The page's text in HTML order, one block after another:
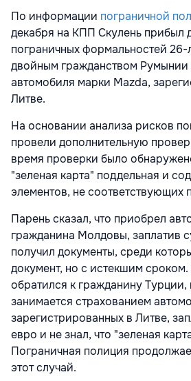
По информации пограничной
декабря на КПП Скулень прибыл
пограничных формальностей
двойным гражданством
автомобиля марки Mazda,
Литве.
На основании анализа рисков
провели дополнительную
время проверки было
"зеленая карта" поддельная и
элементов, не соответствующих
Парень сказал, что приобрел
гражданина Молдовы, заплатив
получил документы, среди
документ, но с истекшим
обратился к гражданину Турции,
занимается страхованием
зарегистрированных в Литве,
евро и не знал, что "зеленая
Пограничная полиция
этот случай.